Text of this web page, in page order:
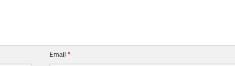
Email*